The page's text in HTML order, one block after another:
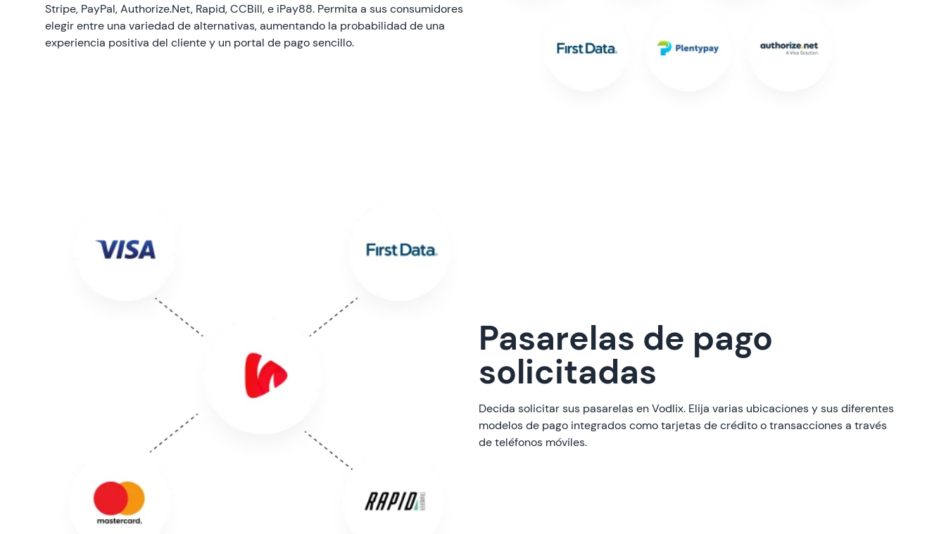
Stripe, PayPal, Authorize.Net, Rapid, CCBill, e iPay88. Permita a sus consumidores
elegir entre una variedad de alternativas, aumentando la probabilidad de una
experiencia positiva del cliente y un portal de pago sencillo.
Pasarelas de pago
solicitadas
Decida solicitar sus pasarelas en Vodlix. Elija varias ubicaciones y sus diferentes
modelos de pago integrados como tarjetas de crédito o transacciones a través
de teléfonos móviles.